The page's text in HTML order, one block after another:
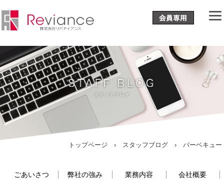
トップページ › スタッフブログ› バーベキュー
ごあいさつ 弊社の強み 業務内容 会社概要